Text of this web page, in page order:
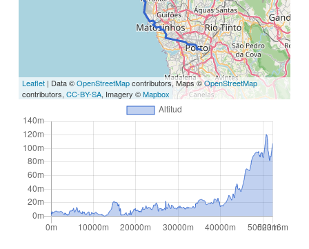
Leaflet | Data ©OpenStreetMapcontributors, Maps ©OpenStreetMap
contributors, CC-BY-SA, Imagery ©Mapbox